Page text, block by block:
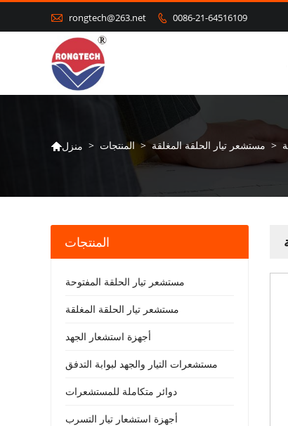
 rongtech@263.net  0086-21-64516109
منزل > المنتجات > مستشعر تيار الحلقة المغلقة >
المنتجات
مستشعر تيار الحلقة المفتوحة
مستشعر تيار الحلقة المغلقة
أجهزة استشعار الجهد
مستشعرات التيار والجهد لبوابة التدفق
دوائر متكاملة للمستشعرات
أجهزة استشعار تيار التسرب